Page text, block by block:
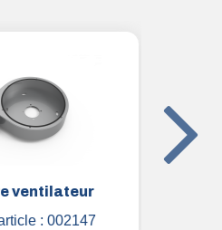
ventilateur
: 002147